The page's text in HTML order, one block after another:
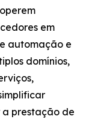
em
automação e
domínios,
prestação de